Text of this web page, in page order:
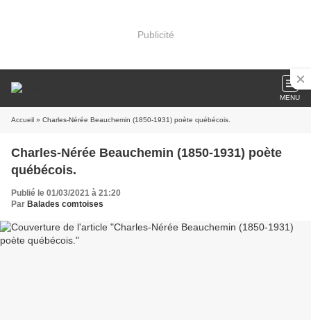
Publicité
MENU
Accueil » Charles-Nérée Beauchemin (1850-1931) poète québécois.
Charles-Nérée Beauchemin (1850-1931) poète
québécois.
Publié le 01/03/2021 à 21:20
Par Balades comtoises